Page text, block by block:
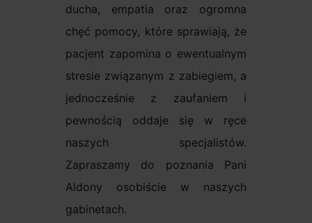
ducha, empatia oraz ogromna
chęć pomocy, które sprawiają, że
pacjent zapomina o ewentualnym
stresie związanym z zabiegiem, a
jednocześnie z zaufaniem i
pewnością oddaje się w ręce
naszych specjalistów.
Zapraszamy do poznania Pani
Aldony osobiście w naszych
gabinetach.